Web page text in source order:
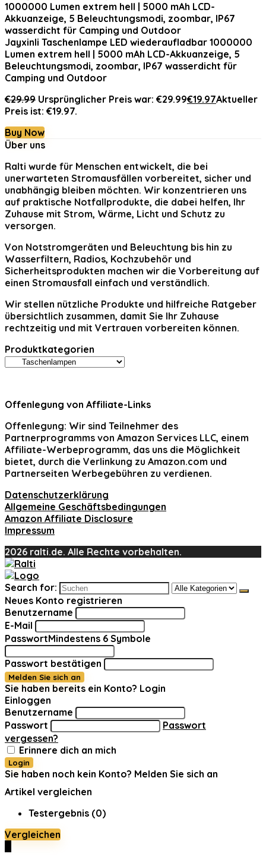
Jayxinli Taschenlampe LED wiederaufladbar 1000000
Lumen extrem hell | 5000 mAh LCD-Akkuanzeige, 5
Beleuchtungsmodi, zoombar, IP67 wasserdicht für
Camping und Outdoor
€29.99 Ursprünglicher Preis war: €29.99€19.97Aktueller
Preis ist: €19.97.
Buy Now
Über uns
Ralti wurde für Menschen entwickelt, die bei
unerwarteten Stromausfällen vorbereitet, sicher und
unabhängig bleiben möchten. Wir konzentrieren uns
auf praktische Notfallprodukte, die dabei helfen, Ihr
Zuhause mit Strom, Wärme, Licht und Schutz zu
versorgen.
Von Notstromgeräten und Beleuchtung bis hin zu
Wasserfiltern, Radios, Kochzubehör und
Sicherheitsprodukten machen wir die Vorbereitung auf
einen Stromausfall einfach und verständlich.
Wir stellen nützliche Produkte und hilfreiche Ratgeber
übersichtlich zusammen, damit Sie Ihr Zuhause
rechtzeitig und mit Vertrauen vorbereiten können.
Produktkategorien
Offenlegung von Affiliate-Links
Offenlegung: Wir sind Teilnehmer des
Partnerprogramms von Amazon Services LLC, einem
Affiliate-Werbeprogramm, das uns die Möglichkeit
bietet, durch die Verlinkung zu Amazon.com und
Partnerseiten Werbegebühren zu verdienen.
Datenschutzerklärung
Allgemeine Geschäftsbedingungen
Amazon Affiliate Disclosure
Impressum
2026 ralti.de. Alle Rechte vorbehalten.
Search for:
Neues Konto registrieren
Benutzername
E-Mail
PasswortMindestens 6 Symbole
Passwort bestätigen
Melden Sie sich an
Sie haben bereits ein Konto? Login
Einloggen
Benutzername
Passwort
Passwort
vergessen?
Erinnere dich an mich
Login
Sie haben noch kein Konto? Melden Sie sich an
Artikel vergleichen
Testergebnis (0)
Vergleichen